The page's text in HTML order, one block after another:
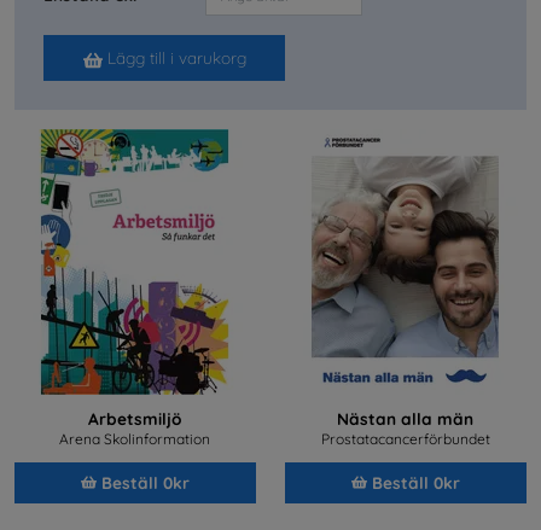
Lägg till i varukorg
Arbetsmiljö
Arena Skolinformation
Beställ 0kr
Nästan alla män
Prostatacancerförbundet
Beställ 0kr